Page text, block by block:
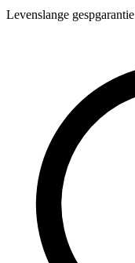
Levenslange gespgarantie